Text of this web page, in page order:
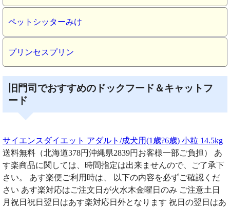
ペットシッターみけ
プリンセスプリン
旧門司でおすすめのドックフード＆キャットフ
ード
サイエンスダイエット アダルト/成犬用(1歳?6歳) 小粒 14.5kg
送料無料（北海道378円沖縄県2839円お客様一部ご負担） あ
す楽商品に関しては、時間指定は出来ませんので、ご了承下
さい。 あす楽便ご利用時は、 以下の内容を必ずご確認くだ
さい あす楽対応はご注文日が火水木金曜日のみ ご注意土日
月祝日祝日翌日はあす楽対応日外となります 祝日の翌日はあ